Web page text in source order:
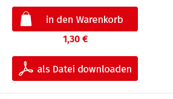
1,30 €